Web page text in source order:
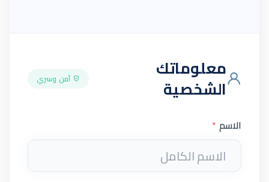
معلوماتك
الشخصية آمن وسري
الاسم *